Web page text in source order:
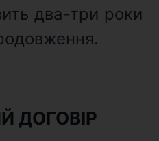
два-три роки
ДОГОВІР